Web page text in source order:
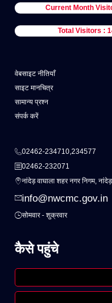
Current Month
Total Visitors :
वेबसाइट नीतियाँ
साइट मानचित्र
सामान्य प्रश्न
संपर्क करें
02462-234710,234577
02462-232071
नांदेड़ वाघाला शहर नगर निगम, नांदेड़
info@nwcmc.gov.in
सोमवार - शुक्रवार
कैसे पहुंचे